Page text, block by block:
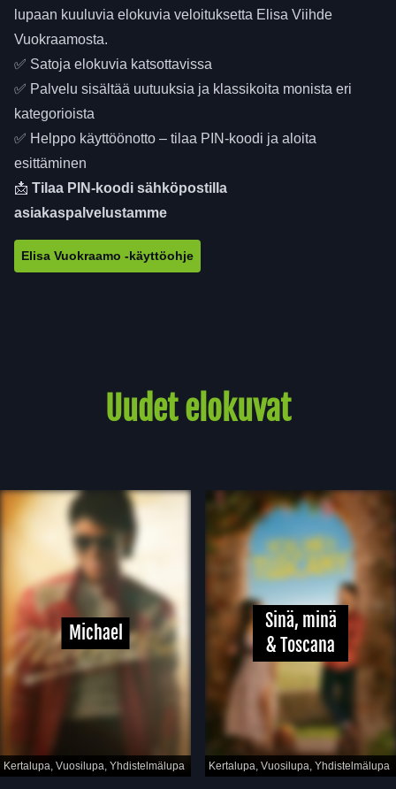
lupaan kuuluvia elokuvia veloituksetta Elisa Viihde
Vuokraamosta.
✅ Satoja elokuvia katsottavissa
✅ Palvelu sisältää uutuuksia ja klassikoita monista eri
kategorioista
✅ Helppo käyttöönotto – tilaa PIN-koodi ja aloita
esittäminen
📩 Tilaa PIN-koodi sähköpostilla
asiakaspalvelustamme
Elisa Vuokraamo -käyttöohje
Uudet elokuvat
Michael
Kertalupa, Vuosilupa, Yhdistelmälupa
Sinä, minä
& Toscana
Kertalupa, Vuosilupa, Yhdistelmälupa